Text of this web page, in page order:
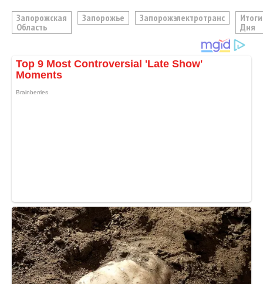
Запорожская
Область
Запорожье Запорожэлектротранс
Итоги
Дня